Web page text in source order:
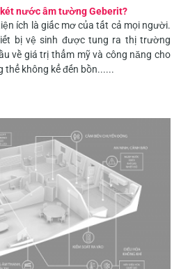
nước âm tường Geberit?
ích là giấc mơ của tất cả mọi người.
bị vệ sinh được tung ra thị trường
về giá trị thẩm mỹ và công năng cho
thể không kể đến bồn......